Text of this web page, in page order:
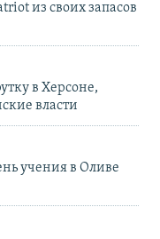
из своих запасов
в Херсоне,
власти
учения в Оливе